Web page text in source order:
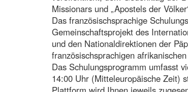
Missionars und „Apostels der
Das französischsprachige
Gemeinschaftsprojekt des
und den Nationaldirektionen der
französischsprachigen
Das Schulungsprogramm umfasst
14:00 Uhr (Mitteleuropäische Zeit)